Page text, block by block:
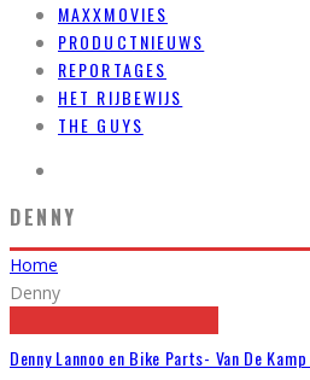
MAXXMOVIES
PRODUCTNIEUWS
REPORTAGES
HET RIJBEWIJS
THE GUYS
DENNY
Home
Denny
Denny Lannoo en Bike Parts- Van De